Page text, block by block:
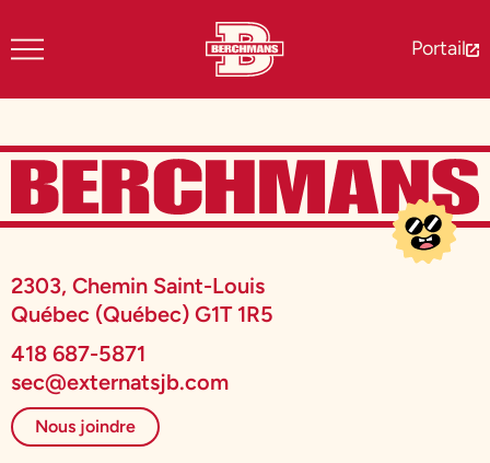
Portail
2303, Chemin Saint-Louis
Québec (Québec) G1T 1R5
418 687-5871
sec@externatsjb.com
Nous joindre